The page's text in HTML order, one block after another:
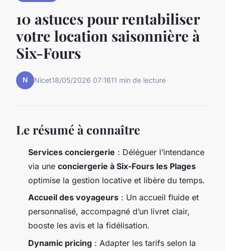
10 astuces pour rentabiliser
votre location saisonnière à
Six-Fours
N Nicet18/05/2026 07:1611 min de lecture
Le résumé à connaître
Services conciergerie : Déléguer l’intendance
via une conciergerie à Six-Fours les Plages
optimise la gestion locative et libère du temps.
Accueil des voyageurs : Un accueil fluide et
personnalisé, accompagné d’un livret clair,
booste les avis et la fidélisation.
Dynamic pricing : Adapter les tarifs selon la